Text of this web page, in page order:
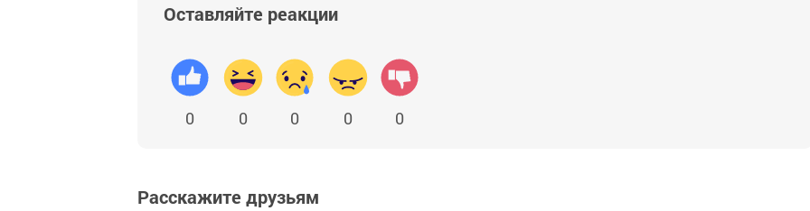
Оставляйте реакции
0 0 0 0 0
Расскажите друзьям